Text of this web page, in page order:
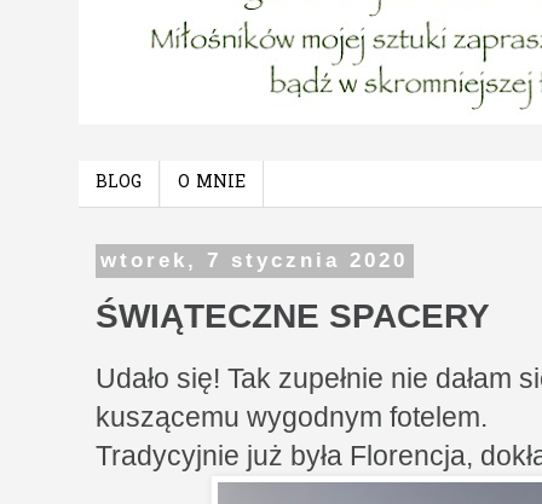
BLOG O MNIE
wtorek, 7 stycznia 2020
ŚWIĄTECZNE SPACERY
Udało się! Tak zupełnie nie dałam
kuszącemu wygodnym fotelem.
Tradycyjnie już była Florencja,